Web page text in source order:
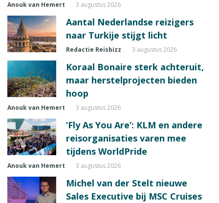
Anouk van Hemert 3 augustus 2026
Aantal Nederlandse reizigers
naar Turkije stijgt licht
Redactie Reisbizz 3 augustus 2026
Koraal Bonaire sterk achteruit,
maar herstelprojecten bieden
hoop
Anouk van Hemert 3 augustus 2026
‘Fly As You Are’: KLM en andere
reisorganisaties varen mee
tijdens WorldPride
Anouk van Hemert 3 augustus 2026
Michel van der Stelt nieuwe
Sales Executive bij MSC Cruises